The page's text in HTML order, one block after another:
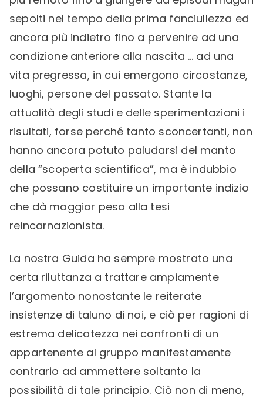
sepolti nel tempo della prima fanciullezza ed
ancora più indietro fino a pervenire ad una
condizione anteriore alla nascita … ad una
vita pregressa, in cui emergono circostanze,
luoghi, persone del passato. Stante la
attualità degli studi e delle sperimentazioni i
risultati, forse perché tanto sconcertanti, non
hanno ancora potuto paludarsi del manto
della “scoperta scientifica”, ma è indubbio
che possano costituire un importante indizio
che dà maggior peso alla tesi
reincarnazionista.
La nostra Guida ha sempre mostrato una
certa riluttanza a trattare ampiamente
l’argomento nonostante le reiterate
insistenze di taluno di noi, e ciò per ragioni di
estrema delicatezza nei confronti di un
appartenente al gruppo manifestamente
contrario ad ammettere soltanto la
possibilità di tale principio. Ciò non di meno,